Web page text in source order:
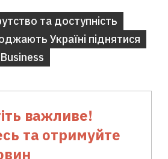
та доступність
Україні піднятися
важливе!
та отримуйте